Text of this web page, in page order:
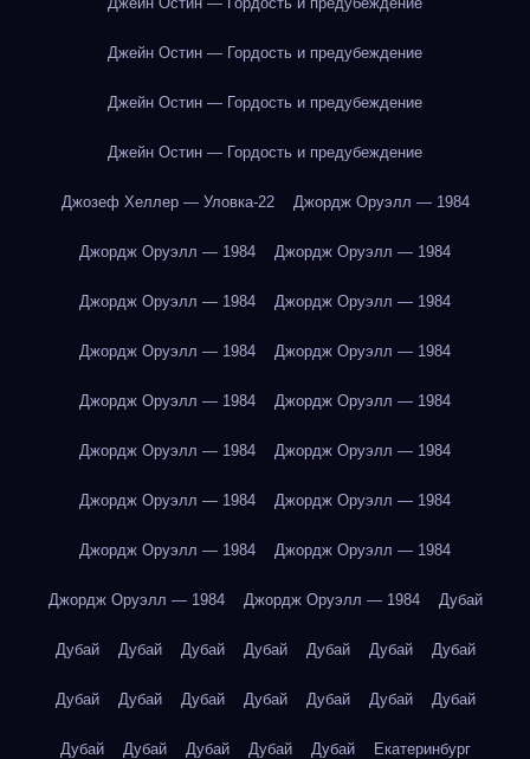
Джейн Остин — Гордость и предубеждение
Джейн Остин — Гордость и предубеждение
Джейн Остин — Гордость и предубеждение
Джозеф Хеллер — Уловка-22 Джордж Оруэлл — 1984
Джордж Оруэлл — 1984 Джордж Оруэлл — 1984
Джордж Оруэлл — 1984 Джордж Оруэлл — 1984
Джордж Оруэлл — 1984 Джордж Оруэлл — 1984
Джордж Оруэлл — 1984 Джордж Оруэлл — 1984
Джордж Оруэлл — 1984 Джордж Оруэлл — 1984
Джордж Оруэлл — 1984 Джордж Оруэлл — 1984
Джордж Оруэлл — 1984 Джордж Оруэлл — 1984
Джордж Оруэлл — 1984 Джордж Оруэлл — 1984 Дубай
Дубай Дубай Дубай Дубай Дубай Дубай Дубай
Дубай Дубай Дубай Дубай Дубай Дубай Дубай
Дубай Дубай Дубай Дубай Дубай Екатеринбург